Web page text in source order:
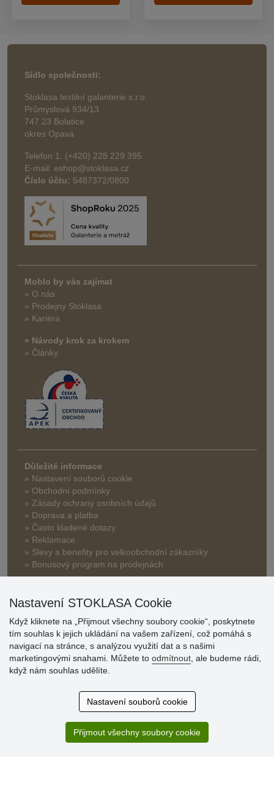
Sídlo společnosti:
Stoklasa textilní galanterie s.r.o.
Průmyslová 934/13
747 23 Bolatice
okres Opava
Telefon 1: (+420) 228 229 395
E-mail: eshop@stoklasa.cz
Číslo účtu: 5487372/0800
Mohlo by vás zajímat
» O nás
» Prodejny Stoklasa
» Kariéra
» Návody krok za krokem
» Články
Důležité informace
» Nastavení souborů cookie
» Obchodní podmínky
» Zásady ochrany osobních údajů
» Doprava a platba
» Často kladené dotazy
» Reklamace
» Slevy a benefity pro velkoobchodní zákazníky
» Bonusový program na prodejnách
Hodnocení
zákazníků
Super obchod, kvalitní zboží za slušné ceny. Vřele
Nastavení STOKLASA Cookie
Když kliknete na „Přijmout všechny soubory cookie“, poskytnete
tím souhlas k jejich ukládání na vašem zařízení, což pomáhá s
navigací na stránce, s analýzou využití dat a s našimi
marketingovými snahami. Můžete to odmítnout , ale budeme rádi,
když nám souhlas udělíte.
Nastavení souborů cookie
Přijmout všechny soubory cookie